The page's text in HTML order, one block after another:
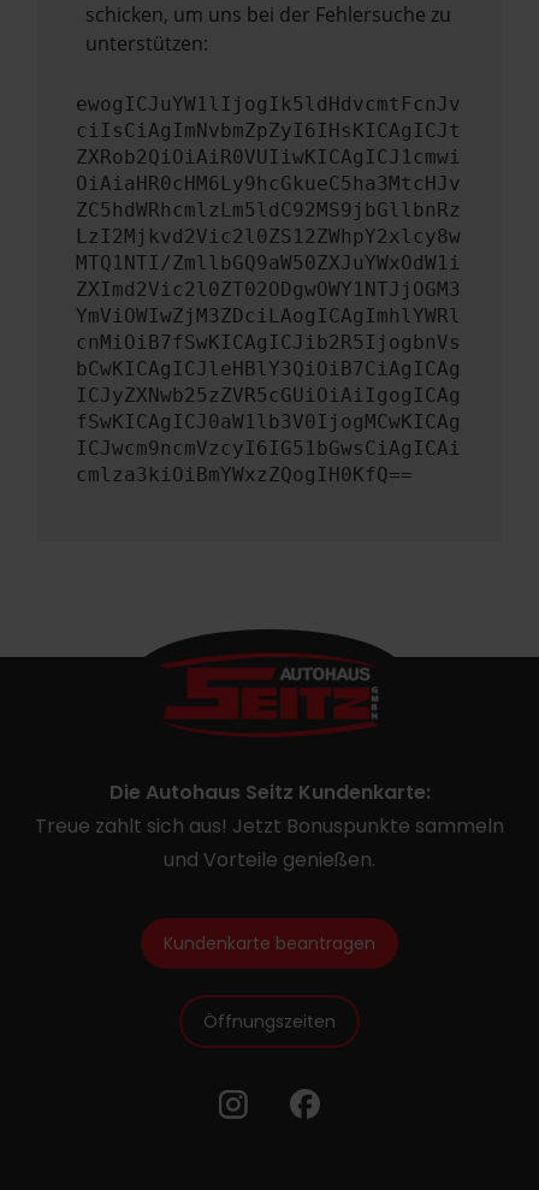
schicken, um uns bei der Fehlersuche zu
unterstützen:
ewogICJuYW1lIjogIk5ldHdvcmtFcnJv
ciIsCiAgImNvbmZpZyI6IHsKICAgICJt
ZXRob2QiOiAiR0VUIiwKICAgICJ1cmwi
OiAiaHR0cHM6Ly9hcGkueC5ha3MtcHJv
ZC5hdWRhcmlzLm5ldC92MS9jbGllbnRz
LzI2Mjkvd2Vic2l0ZS12ZWhpY2xlcy8w
MTQ1NTI/ZmllbGQ9aW50ZXJuYWxOdW1i
ZXImd2Vic2l0ZT02ODgwOWY1NTJjOGM3
YmViOWIwZjM3ZDciLAogICAgImhlYWRl
cnMiOiB7fSwKICAgICJib2R5IjogbnVs
bCwKICAgICJleHBlY3QiOiB7CiAgICAg
ICJyZXNwb25zZVR5cGUiOiAiIgogICAg
fSwKICAgICJ0aW1lb3V0IjogMCwKICAg
ICJwcm9ncmVzcyI6IG51bGwsCiAgICAi
cmlza3kiOiBmYWxzZQogIH0KfQ==
Die Autohaus Seitz Kundenkarte:
Treue zahlt sich aus! Jetzt Bonuspunkte sammeln
und Vorteile genießen.
Kundenkarte beantragen
Öffnungszeiten